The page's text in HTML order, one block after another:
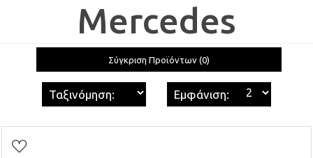
Mercedes
Σύγκριση Προϊόντων (0)
Ταξινόμηση: Εμφάνιση: